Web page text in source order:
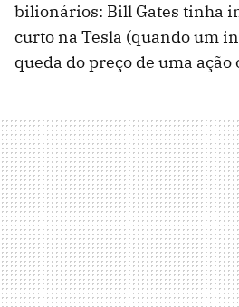
bilionários: Bill Gates tinha
curto na Tesla (quando um
queda do preço de uma ação